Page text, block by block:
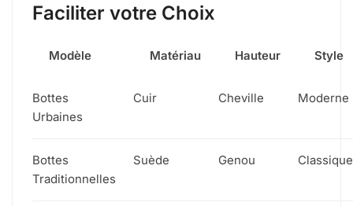
Faciliter votre Choix
Modèle Matériau Hauteur Style
Bottes
Urbaines
Cuir Cheville Moderne
Bottes
Traditionnelles
Suède Genou Classique